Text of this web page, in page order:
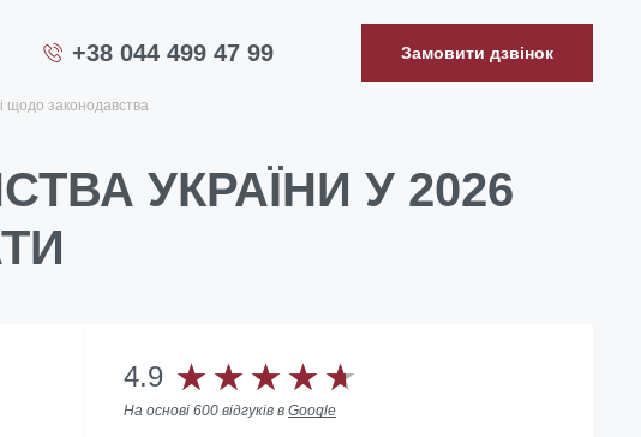
+38 044 499 47 99 Замовити дзвінок
щодо законодавства
УКРАЇНИ У 2026
4.9
На основі 600 відгуків в Google